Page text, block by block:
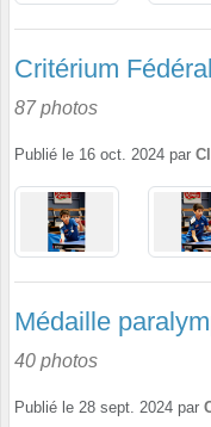
Critérium
87 photos
Publié le 16 oct. 2024 par
Médaille
40 photos
Publié le 28 sept. 2024 par